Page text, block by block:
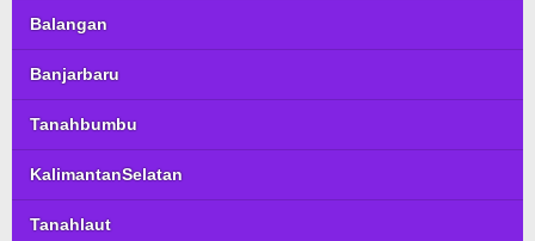
Balangan
Banjarbaru
Tanahbumbu
KalimantanSelatan
Tanahlaut